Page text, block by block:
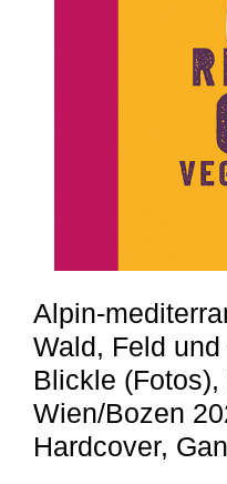
Alpin-
Wald, Feld
Blickle
Wien/Bozen
Hardcover,